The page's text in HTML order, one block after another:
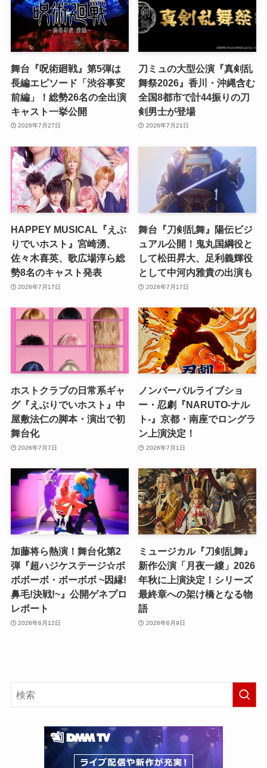
舞台『呪術廻戦』第5弾は
長編エピソード「渋谷事変
前編」！総勢26名の全出演
キャスト一挙公開
2026年7月27日
刀ミュの大型公演『真剣乱
舞祭2026』香川・沖縄含む
全国8都市で計44振りの刀
剣男士が登場
2026年7月21日
HAPPEY MUSICAL『えぶ
りでいホスト』宮崎湧、
佐々木喜英、歌広場淳ら総
勢8名のキャスト発表
2026年7月17日
舞台『刀剣乱舞』陽伝ビジ
ュアル公開！鬼丸国綱役と
して松田昇大、足利義輝役
として中河内雅貴の出演も
2026年7月17日
ホストクラブの日常系ギャ
グ『えぶりでいホスト』中
屋敷法仁の脚本・演出で初
舞台化
2026年7月7日
ノンバーバルライブショ
ー・忍劇『NARUTO-ナル
ト-』京都・南座でロングラ
ン上演決定！
2026年7月1日
加藤将ら熱演！舞台化第2
弾『超ハジケステージ☆ボ
ボボーボ・ボーボボ ~因縁!
鼻毛!決戦!~』公開ゲネプロ
レポート
2026年6月12日
ミュージカル『刀剣乱舞』
新作公演「月夜一縷」2026
年秋に上演決定！シリーズ
最終章への架け橋となる物
語
2026年6月9日